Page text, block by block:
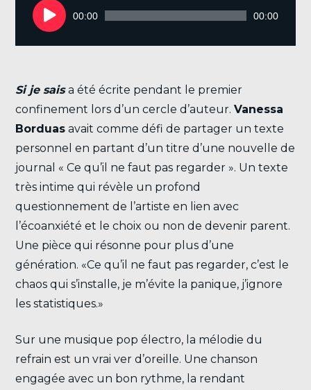
audio
00:00 00:00
Si je saisa été écrite pendant le premier
confinement lors d’un cercle d’auteur.Vanessa
Borduas avait comme défi de partager un texte
personnel en partant d’un titre d’une nouvelle de
journal « Ce qu’il ne faut pas regarder ». Un texte
très intime qui révèle un profond
questionnement de l’artiste en lien avec
l’écoanxiété et le choix ou non de devenir parent.
Une pièce qui résonne pour plus d’une
génération. «Ce qu’il ne faut pas regarder, c’est le
chaos qui s’installe, je m’évite la panique, j’ignore
les statistiques.»
Sur une musique pop électro, la mélodie du
refrain est un vrai ver d’oreille. Une chanson
engagée avec un bon rythme, la rendant